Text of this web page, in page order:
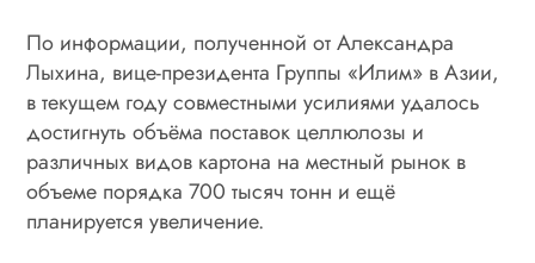
По информации, полученной от Александра
Лыхина, вице-президента Группы «Илим» в Азии,
в текущем году совместными усилиями удалось
достигнуть объёма поставок целлюлозы и
различных видов картона на местный рынок в
объеме порядка 700 тысяч тонн и ещё
планируется увеличение.